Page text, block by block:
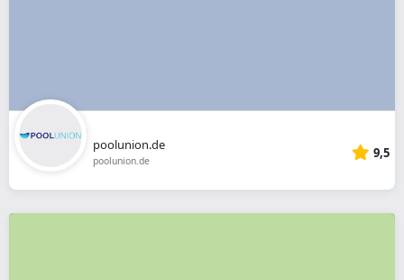
poolunion.de
poolunion.de 9,5